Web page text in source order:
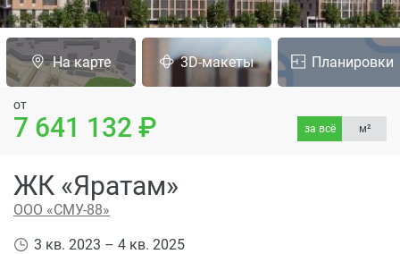
На карте 3D-макеты Планировки
ЖК «Яратам»
ООО «СМУ-88»
3 кв. 2023 – 4 кв. 2025
от
7 641 132 за всё м²